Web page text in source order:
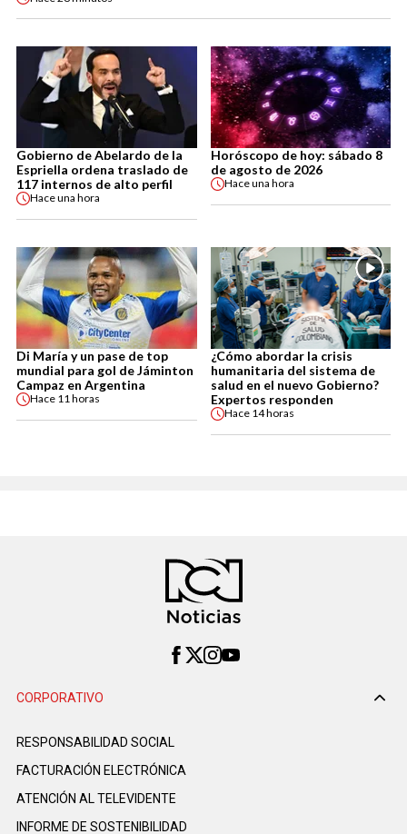
Gobierno de Abelardo de la
Espriella ordena traslado de
117 internos de alto perfil
Haceuna hora
Horóscopo de hoy: sábado 8
de agosto de 2026
Haceuna hora
Di María y un pase de top
mundial para gol de Jáminton
Campaz en Argentina
Hace 11 horas
¿Cómo abordar la crisis
humanitaria del sistema de
salud en el nuevo Gobierno?
Expertos responden
Hace 14 horas
CORPORATIVO
RESPONSABILIDAD SOCIAL
FACTURACIÓN ELECTRÓNICA
ATENCIÓN AL TELEVIDENTE
INFORME DE SOSTENIBILIDAD